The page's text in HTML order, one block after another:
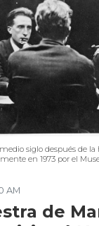
siglo después de
en 1973 por el
AM
de